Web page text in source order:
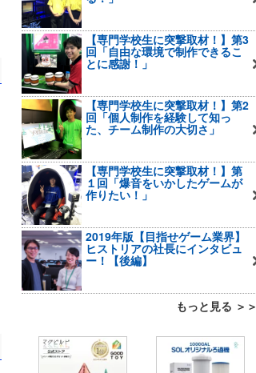
【専門学校生に突撃取材！】第3
回「自由な環境で制作できるこ
とに感謝！」
【専門学校生に突撃取材！】第2
回「個人制作を経験して知っ
た、チーム制作の大切さ」
【専門学校生に突撃取材！】第
１回「爆音をいかしたゲームが
作りたい！」
2019年版【目指せゲーム業界】
ヒストリアの社長にインタビュ
ー！【後編】
もっと見る ＞＞